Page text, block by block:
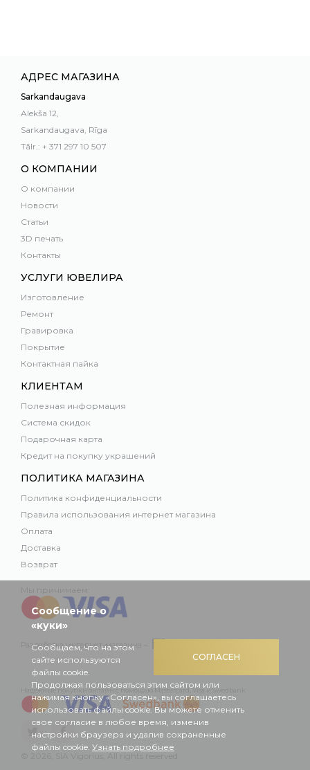
АДРЕС МАГАЗИНА
Sarkandaugava
Alekša 12,
Sarkandaugava, Rīga
Tālr.: + 371 297 10 507
О КОМПАНИИ
О компании
Новости
Статьи
3D печать
Контакты
УСЛУГИ ЮВЕЛИРА
Изготовление
Ремонт
Гравировка
Покрытие
Контактная пайка
КЛИЕНТАМ
Полезная информация
Система скидок
Подарочная карта
Кредит на покупку украшений
ПОЛИТИКА МАГАЗИНА
Политика конфиденциальности
Правила использования интернет магазина
Оплата
Доставка
Возврат
Разработка интернет-магазина –
Надежные покупки онлайн с помощью Mastercard, Visa и Swedbank
СОГЛАСЕН
Сообщение о
«куки»
Сообщаем, что на этом
сайте используются
файлы cookie.
Продолжая пользоваться этим сайтом или
нажимая кнопку «Согласен», вы соглашаетесь
использовать файлы cookie. Вы можете отменить
свое согласие в любое время, изменив
настройки браузера и удалив сохраненные
файлы cookie. Узнать подробнее